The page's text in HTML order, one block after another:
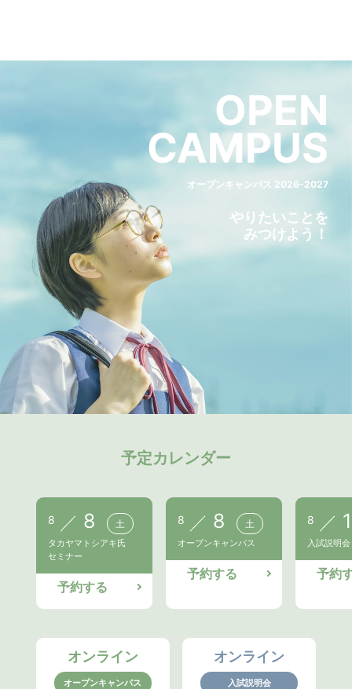
OPEN
CAMPUS
オープンキャンパス 2026-2027
やりたいことを
みつけよう！
予定カレンダー
8 8 土
タカヤマトシアキ氏
セミナー
予約する
8 8 土
オープンキャンパス
予約する
8
入試説明会
予約
オンライン
オープンキャンパス
オンライン
入試説明会